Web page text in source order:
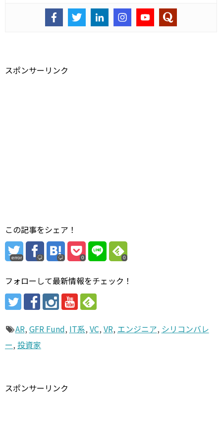
スポンサーリンク
この記事をシェア！
error 0 0
フォローして最新情報をチェック！
AR, GFR Fund, IT系, VC, VR, エンジニア, シリコンバレ
ー, 投資家
スポンサーリンク